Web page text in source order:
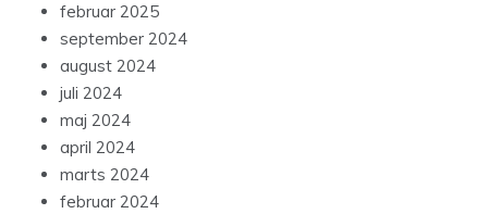
februar 2025
september 2024
august 2024
juli 2024
maj 2024
april 2024
marts 2024
februar 2024